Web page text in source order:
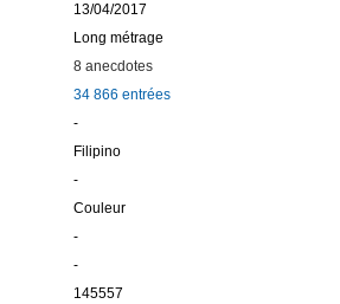
13/04/2017
Long métrage
8 anecdotes
34 866 entrées
-
Filipino
-
Couleur
-
-
145557